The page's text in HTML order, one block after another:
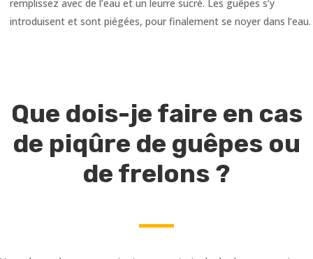
remplissez avec de l’eau et un leurre sucré. Les guêpes s’y
introduisent et sont piégées, pour finalement se noyer dans l’eau.
Que dois-je faire en cas
de piqûre de guêpes ou
de frelons ?